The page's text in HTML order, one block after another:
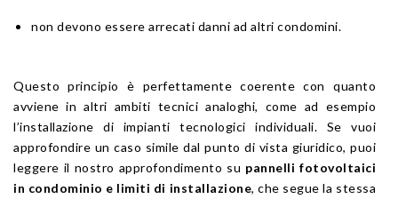
non devono essere arrecati danni ad altri condomini.
Questo principio è perfettamente coerente con quanto
avviene in altri ambiti tecnici analoghi, come ad esempio
l’installazione di impianti tecnologici individuali. Se vuoi
approfondire un caso simile dal punto di vista giuridico, puoi
leggere il nostro approfondimento su pannelli fotovoltaici
in condominio e limiti di installazione, che segue la stessa